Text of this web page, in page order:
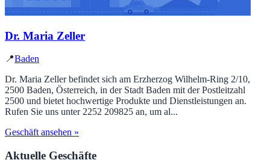
Dr. Maria Zeller
📍Baden
Dr. Maria Zeller befindet sich am Erzherzog Wilhelm-Ring 2/10,
2500 Baden, Österreich, in der Stadt Baden mit der Postleitzahl
2500 und bietet hochwertige Produkte und Dienstleistungen an.
Rufen Sie uns unter 2252 209825 an, um al...
Geschäft ansehen »
Aktuelle Geschäfte